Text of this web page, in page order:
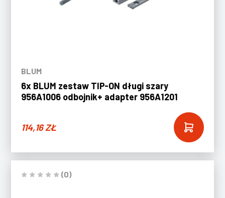
BLUM
6x BLUM zestaw TIP-ON długi szary
956A1006 odbojnik+ adapter 956A1201
114,16ZŁ
(0)